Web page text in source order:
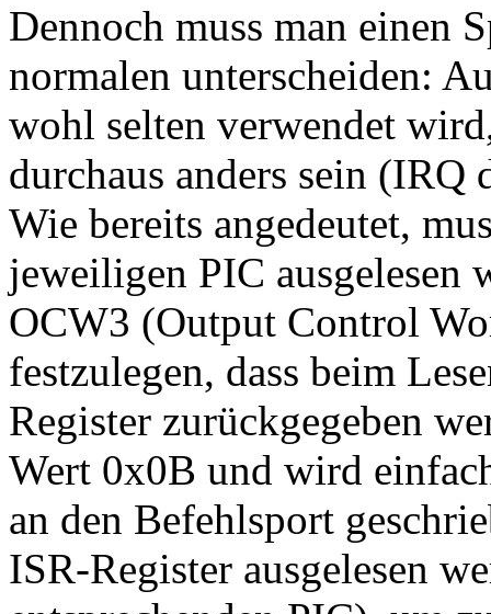
Dennoch muss man einen
normalen unterscheiden:
wohl selten verwendet
durchaus anders sein (IRQ
Wie bereits angedeutet,
jeweiligen PIC ausgelesen
OCW3 (Output Control
festzulegen, dass beim
Register zurückgegeben
Wert 0x0B und wird
an den Befehlsport
ISR-Register ausgelesen